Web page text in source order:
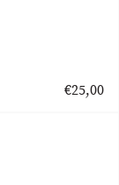
€25,00